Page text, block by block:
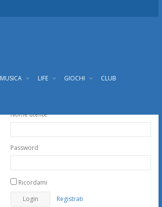
MUSICA LIFE GIOCHI CLUB
Nome utente
Password
Ricordami
Registrati